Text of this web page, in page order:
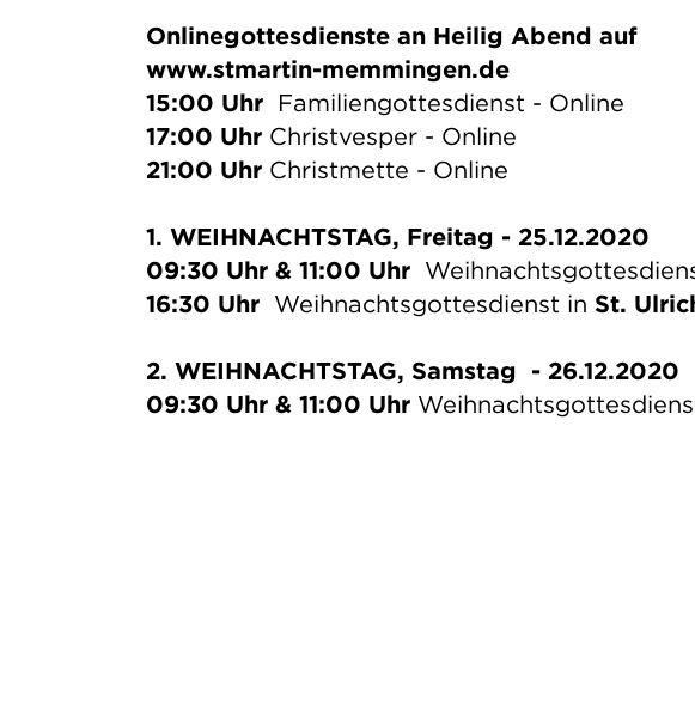
Onlinegottesdienste an Heilig Abend auf
www.stmartin-memmingen.de
15:00 Uhr Familiengottesdienst - Online
17:00 UhrChristvesper - Online
21:00 UhrChristmette - Online
1. WEIHNACHTSTAG, Freitag - 25.12.2020
09:30 Uhr & 11:00 Uhr
16:30 UhrWeihnachtsgottesdienst in St.
2. WEIHNACHTSTAG, Samstag - 26.12.2020
09:30 Uhr & 11:00 Uhr